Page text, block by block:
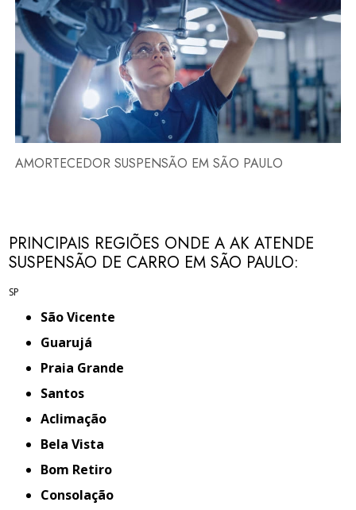
AMORTECEDOR SUSPENSÃO EM SÃO PAULO
PRINCIPAIS REGIÕES ONDE A AK ATENDE
SUSPENSÃO DE CARRO EM SÃO PAULO:
SP
São Vicente
Guarujá
Praia Grande
Santos
Aclimação
Bela Vista
Bom Retiro
Consolação